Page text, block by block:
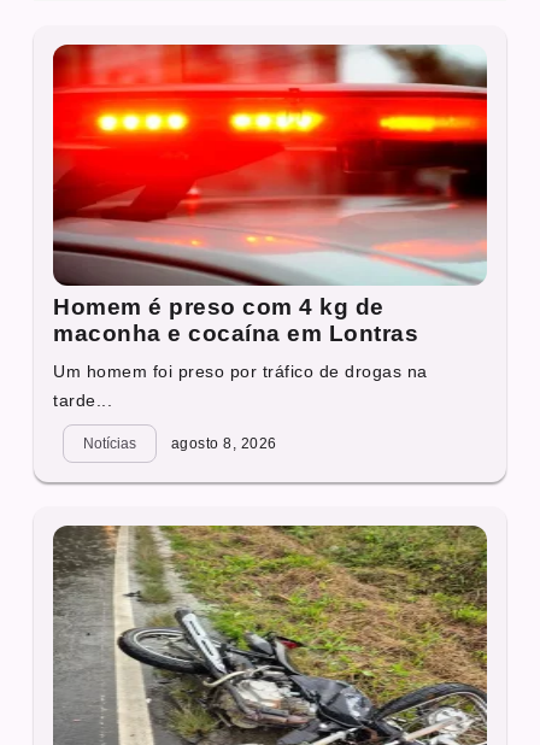
Homem é preso com 4 kg de
maconha e cocaína em Lontras
Um homem foi preso por tráfico de drogas na
tarde...
Notícias agosto 8, 2026